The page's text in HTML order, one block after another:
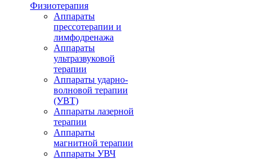
Физиотерапия
Аппараты
прессотерапии и
лимфодренажа
Аппараты
ультразвуковой
терапии
Аппараты ударно-
волновой терапии
(УВТ)
Аппараты лазерной
терапии
Аппараты
магнитной терапии
Аппараты УВЧ